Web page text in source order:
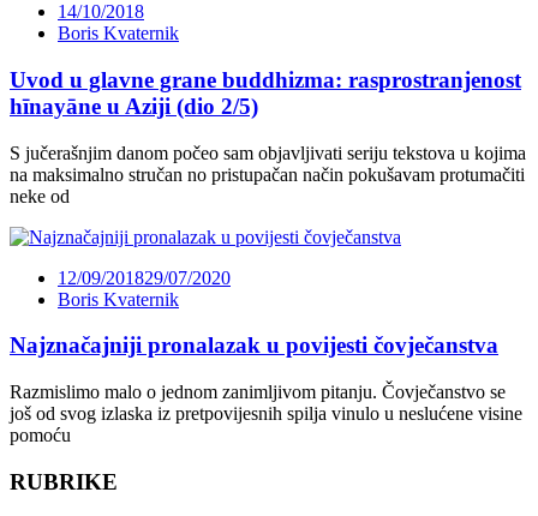
14/10/2018
Boris Kvaternik
Uvod u glavne grane buddhizma: rasprostranjenost
hīnayāne u Aziji (dio 2/5)
S jučerašnjim danom počeo sam objavljivati seriju tekstova u kojima
na maksimalno stručan no pristupačan način pokušavam protumačiti
neke od
12/09/201829/07/2020
Boris Kvaternik
Najznačajniji pronalazak u povijesti čovječanstva
Razmislimo malo o jednom zanimljivom pitanju. Čovječanstvo se
još od svog izlaska iz pretpovijesnih spilja vinulo u neslućene visine
pomoću
RUBRIKE